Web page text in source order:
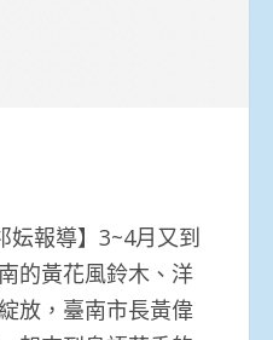
妘報導】3~4月又到
的黃花風鈴木、洋
放，臺南市長黃偉